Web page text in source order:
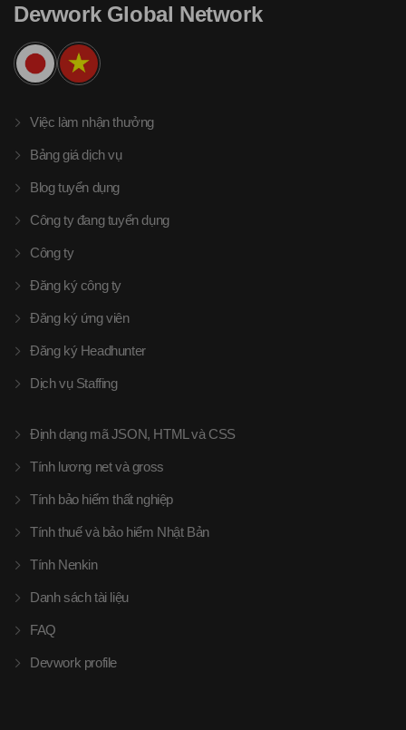
Devwork Global Network
Việc làm nhận thưởng
Bảng giá dịch vụ
Blog tuyển dụng
Công ty đang tuyển dụng
Công ty
Đăng ký công ty
Đăng ký ứng viên
Đăng ký Headhunter
Dịch vụ Staffing
Định dạng mã JSON, HTML và CSS
Tính lương net và gross
Tính bảo hiểm thất nghiệp
Tính thuế và bảo hiểm Nhật Bản
Tính Nenkin
Danh sách tài liệu
FAQ
Devwork profile